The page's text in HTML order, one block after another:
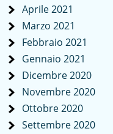
Aprile 2021
Marzo 2021
Febbraio 2021
Gennaio 2021
Dicembre 2020
Novembre 2020
Ottobre 2020
Settembre 2020